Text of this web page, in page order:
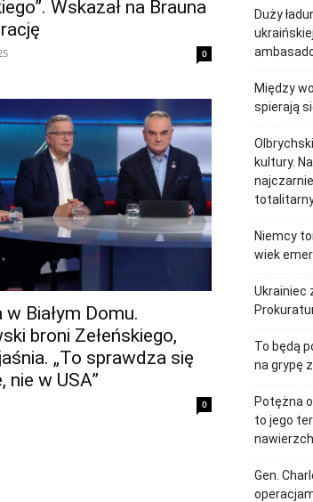
Wskazał na Brauna
0
Białym Domu.
broni Zełeńskiego,
„To sprawdza się
nie w USA”
0
Duży
Między
spierają
kultury.
Niemcy
wiek
Ukrainiec
To będą
na grypę
Potężna
to jego
Gen.